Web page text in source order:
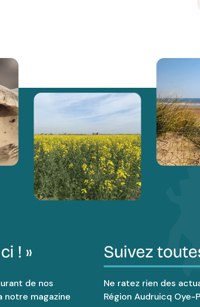
! »
de nos
notre magazine
Suivez
Ne ratez rien des
Région Audruicq